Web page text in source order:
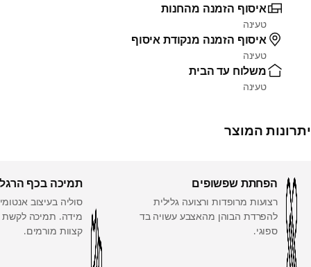
איסוף הזמנה מהחנות
טעינה
איסוף הזמנה מנקודת איסוף
טעינה
משלוח עד הבית
טעינה
יתרונות המוצר
הפחתת שפשופים
רצועות מרופדות ורצועה גלילית
להפרדת הבוהן מהאצבע עשויה בד
ספוגי.
תמיכה בכף הרגל
סוליה בעיצוב
מידה. תמיכה לקשת
קצוות מורמים.